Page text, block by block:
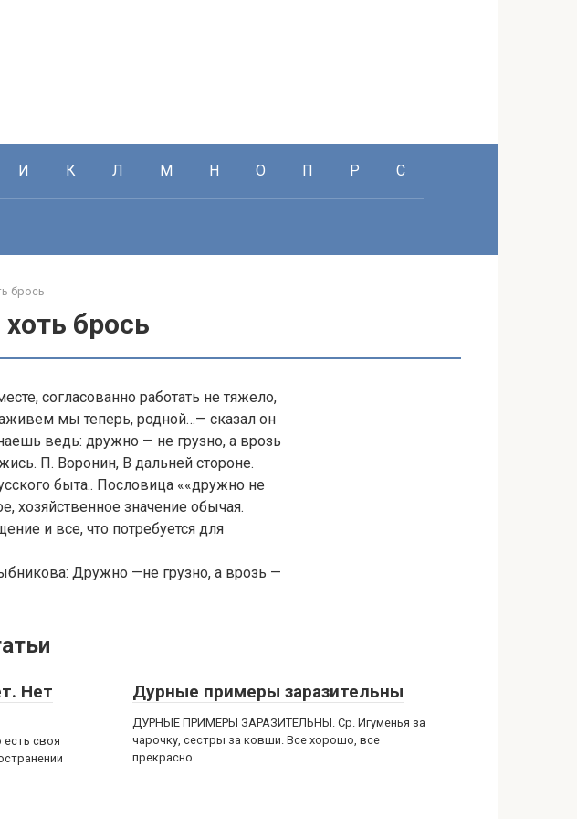
И К Л М Н О П Р С
брось
брось
согласованно работать не тяжело,
мы теперь, родной…— сказал он
ведь: дружно — не грузно, а врозь
П. Воронин, В дальней стороне.
быта.. Пословица ««дружно не
хозяйственное значение обычая.
и все, что потребуется для
Дружно —не грузно, а врозь —
Нет
своя
Дурные примеры заразительны
ДУРНЫЕ ПРИМЕРЫ ЗАРАЗИТЕЛЬНЫ. Ср. Игуменья за
чарочку, сестры за ковши. Все хорошо, все
прекрасно